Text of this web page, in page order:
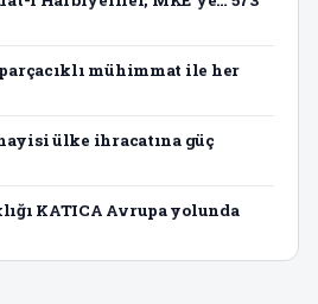
mühimmat ile her
ülke ihracatına güç
KATICA Avrupa yolunda